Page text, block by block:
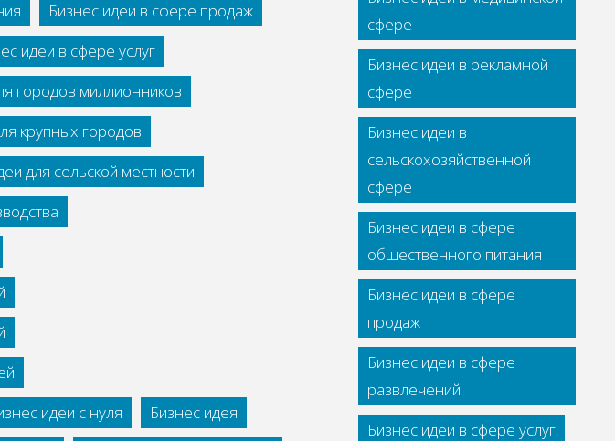
Бизнес идеи в сфере продаж
идеи в сфере услуг
городов миллионников
крупных городов
для сельской местности
идеи с нуля
Бизнес идея
сфере
Бизнес идеи в рекламной
сфере
Бизнес идеи в
сельскохозяйственной
сфере
Бизнес идеи в сфере
общественного питания
Бизнес идеи в сфере
продаж
Бизнес идеи в сфере
развлечений
Бизнес идеи в сфере услуг